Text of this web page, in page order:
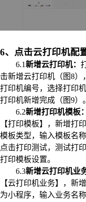
6、点击云打印机配
6.1新增云打印机：
击新增云打印机（图8）
打印机编号，选择打印
打印机新增完成（图9）。
6.2新增打印机模板：
【打印模板】，新增打
模板类型，输入模板名
点击打印测试，测试打
打印模板设置。
6.3新增云打印机业
【云打印机业务】，新
为小程序，输入业务名